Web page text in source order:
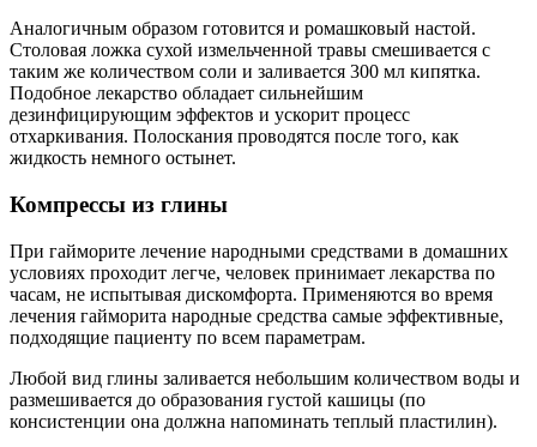
Аналогичным образом готовится и ромашковый настой.
Столовая ложка сухой измельченной травы смешивается с
таким же количеством соли и заливается 300 мл кипятка.
Подобное лекарство обладает сильнейшим
дезинфицирующим эффектов и ускорит процесс
отхаркивания. Полоскания проводятся после того, как
жидкость немного остынет.
Компрессы из глины
При гайморите лечение народными средствами в домашних
условиях проходит легче, человек принимает лекарства по
часам, не испытывая дискомфорта. Применяются во время
лечения гайморита народные средства самые эффективные,
подходящие пациенту по всем параметрам.
Любой вид глины заливается небольшим количеством воды и
размешивается до образования густой кашицы (по
консистенции она должна напоминать теплый пластилин).